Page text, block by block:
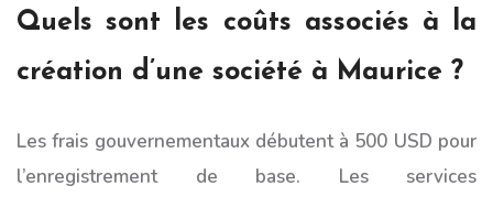
Quels sont les coûts associés à la
création d’une société à Maurice ?
Les frais gouvernementaux débutent à 500 USD pour
l’enregistrement de base. Les services